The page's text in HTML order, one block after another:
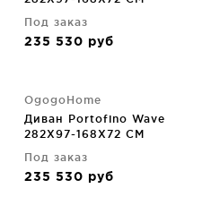
Под заказ
235 530 руб
OgogoHome
Диван Portofino Wave
282X97-168X72 CM
Под заказ
235 530 руб